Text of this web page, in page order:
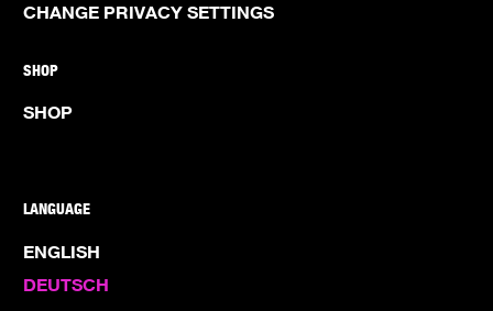
CHANGE PRIVACY SETTINGS
SHOP
SHOP
LANGUAGE
ENGLISH
DEUTSCH